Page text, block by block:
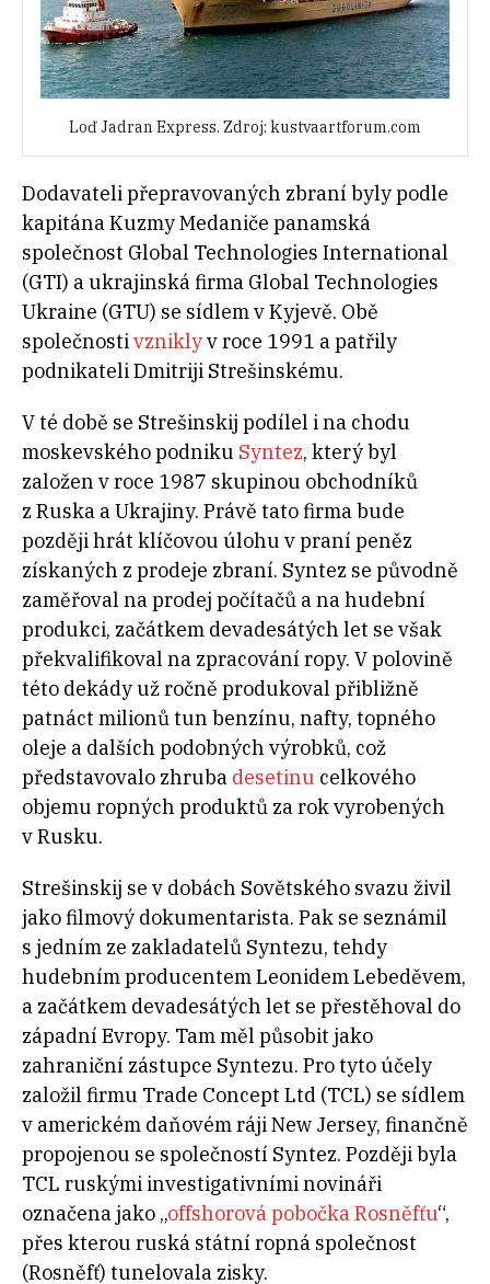
Loď Jadran Express. Zdroj: kustvaartforum.com
Dodavateli přepravovaných zbraní byly podle
kapitána Kuzmy Medaniče panamská
společnost Global Technologies International
(GTI) a ukrajinská firma Global Technologies
Ukraine (GTU) se sídlem v Kyjevě. Obě
společnostivzniklyv roce 1991 a patřily
podnikateli Dmitriji Strešinskému.
V té době se Strešinskij podílel i na chodu
moskevského podniku Syntez, který byl
založen v roce 1987 skupinou obchodníků
z Ruska a Ukrajiny. Právě tato firma bude
později hrát klíčovou úlohu v praní peněz
získaných z prodeje zbraní. Syntez se původně
zaměřoval na prodej počítačů a na hudební
produkci, začátkem devadesátých let se však
překvalifikoval na zpracování ropy. V polovině
této dekády už ročně produkoval přibližně
patnáct milionů tun benzínu, nafty, topného
oleje a dalších podobných výrobků, což
představovalo zhruba desetinu celkového
objemu ropných produktů za rok vyrobených
v Rusku.
Strešinskij se v dobách Sovětského svazu živil
jako filmový dokumentarista. Pak se seznámil
s jedním ze zakladatelů Syntezu, tehdy
hudebním producentem Leonidem Lebeděvem,
a začátkem devadesátých let se přestěhoval do
západní Evropy. Tam měl působit jako
zahraniční zástupce Syntezu. Pro tyto účely
založil firmu Trade Concept Ltd (TCL) se sídlem
v americkém daňovém ráji New Jersey, finančně
propojenou se společností Syntez. Později byla
TCL ruskými investigativními novináři
označena jako „offshorová pobočka Rosněfťu“,
přes kterou ruská státní ropná společnost
(Rosněfť) tunelovala zisky.